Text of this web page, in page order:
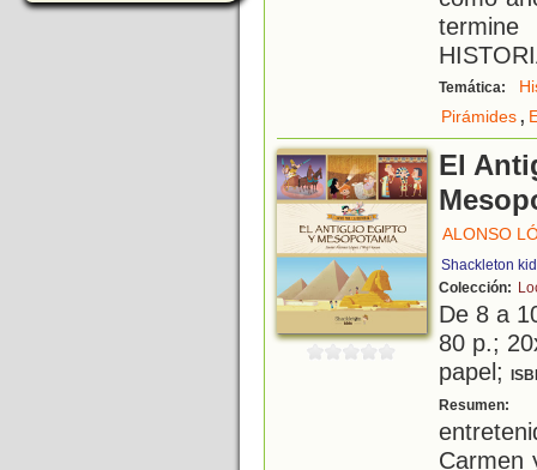
Temática:
Pirámides,
El
ALONSO
Shackleton
Colección:
De 8 a
80 p.;
papel;
Resumen:
Carmen